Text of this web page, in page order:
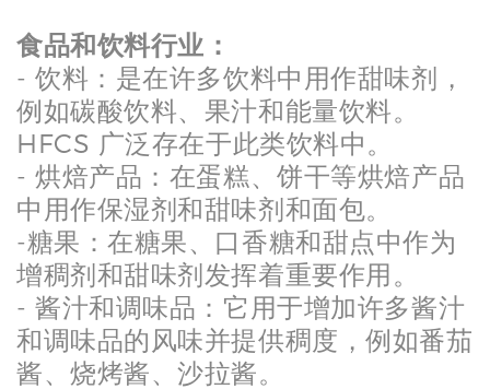
食品和饮料行业：
- 饮料：是在许多饮料中用作甜味剂，
例如碳酸饮料、果汁和能量饮料。
HFCS 广泛存在于此类饮料中。
- 烘焙产品：在蛋糕、饼干等烘焙产品
中用作保湿剂和甜味剂和面包。
-糖果：在糖果、口香糖和甜点中作为
增稠剂和甜味剂发挥着重要作用。
- 酱汁和调味品：它用于增加许多酱汁
和调味品的风味并提供稠度，例如番茄
酱、烧烤酱、沙拉酱。